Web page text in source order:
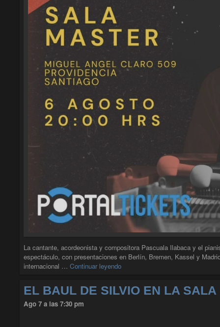
La cantante, acordeonista y compositora Pascuala Ilabaca y el
espectáculo, con presentaciones en Berlín, Bremen, Kassel y
internacional …Continuar leyendo"PASCUALA ILABACA +
EL BAUL DE SILVIO EN LA SALA
Ago 7 a las 7:30 pm